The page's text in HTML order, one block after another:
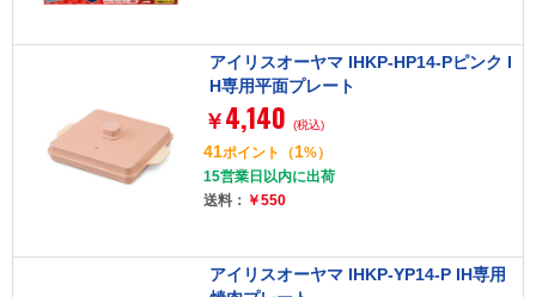
アイリスオーヤマ IHKP-HP14-Pピンク I
H専用平面プレート
￥ 4,140 (税込)
41ポイント （1%）
15営業日以内に出荷
送料： ￥550
アイリスオーヤマ IHKP-YP14-P IH専用